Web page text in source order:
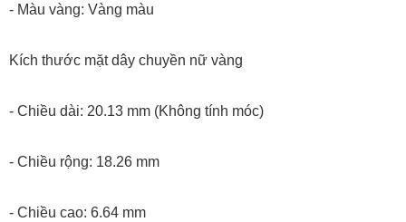
- Màu vàng: Vàng màu
Kích thước mặt dây chuyền nữ vàng
- Chiều dài: 20.13 mm (Không tính móc)
- Chiều rộng: 18.26 mm
- Chiều cao: 6.64 mm